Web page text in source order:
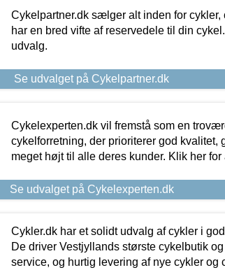
Cykelpartner.dk sælger alt inden for
har en bred vifte af reservedele til din
udvalg.
Se udvalget på Cykelpartner.dk
Cykelexperten.dk vil fremstå som en
cykelforretning, der prioriterer god kvalitet,
meget højt til alle deres kunder. Klik her
Se udvalget på Cykelexperten.dk
Cykler.dk har et solidt udvalg af cykler i
De driver Vestjyllands største cykelbutik
service, og hurtig levering af nye cykler og